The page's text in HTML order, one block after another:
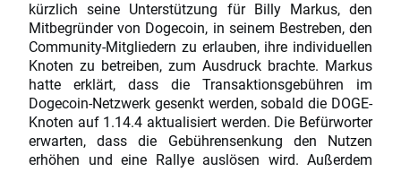
kürzlich seine Unterstützung für Billy Markus, den
Mitbegründer von Dogecoin, in seinem Bestreben, den
Community-Mitgliedern zu erlauben, ihre individuellen
Knoten zu betreiben, zum Ausdruck brachte. Markus
hatte erklärt, dass die Transaktionsgebühren im
Dogecoin-Netzwerk gesenkt werden, sobald die DOGE-
Knoten auf 1.14.4 aktualisiert werden. Die Befürworter
erwarten, dass die Gebührensenkung den Nutzen
erhöhen und eine Rallye auslösen wird. Außerdem